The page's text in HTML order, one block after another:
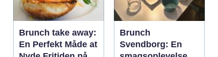
Brunch take away:
En Perfekt Måde at
Brunch
Svendborg: En